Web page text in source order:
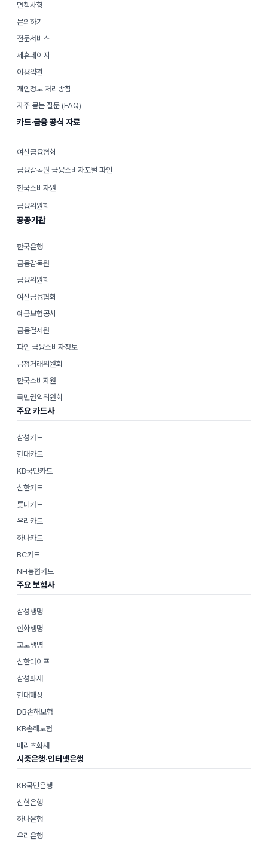
면책사항
문의하기
전문서비스
제휴페이지
이용약관
개인정보 처리방침
자주 묻는 질문 (FAQ)
카드·금융 공식 자료
여신금융협회
금융감독원 금융소비자포털 파인
한국소비자원
금융위원회
공공기관
한국은행
금융감독원
금융위원회
여신금융협회
예금보험공사
금융결제원
파인 금융소비자정보
공정거래위원회
한국소비자원
국민권익위원회
주요 카드사
삼성카드
현대카드
KB국민카드
신한카드
롯데카드
우리카드
하나카드
BC카드
NH농협카드
주요 보험사
삼성생명
한화생명
교보생명
신한라이프
삼성화재
현대해상
DB손해보험
KB손해보험
메리츠화재
시중은행·인터넷은행
KB국민은행
신한은행
하나은행
우리은행